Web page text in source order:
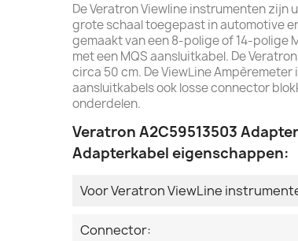
De Veratron Viewline instrumenten
grote schaal toegepast in automotive
gemaakt van een 8-polige of 14-polige
met een MQS aansluitkabel. De
circa 50 cm. De ViewLine
aansluitkabels ook losse connector
onderdelen.
Veratron A2C59513503
Adapterkabel eigenschappen:
Voor Veratron ViewLine
Connector: